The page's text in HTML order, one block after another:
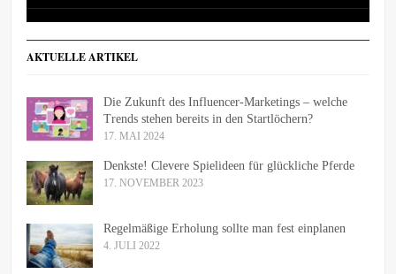
AKTUELLE ARTIKEL
Die Zukunft des Influencer-Marketings – welche
Trends stehen bereits in den Startlöchern?
17. MAI 2024
Denkste! Clevere Spielideen für glückliche Pferde
17. NOVEMBER 2023
Regelmäßige Erholung sollte man fest einplanen
4. JULI 2022